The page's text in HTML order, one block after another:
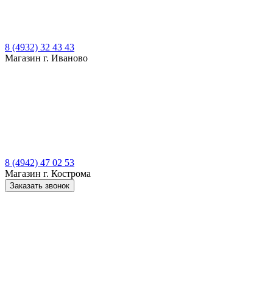
8 (4932) 32 43 43
Магазин г. Иваново
8 (4942) 47 02 53
Магазин г. Кострома
Заказать звонок